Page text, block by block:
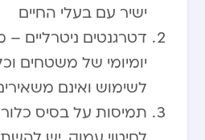
ישיר עם בעלי החיים
דטרגנטים ניטרליים –
יומיומי של משטחים
לשימוש ואינם
תמיסות על בסיס